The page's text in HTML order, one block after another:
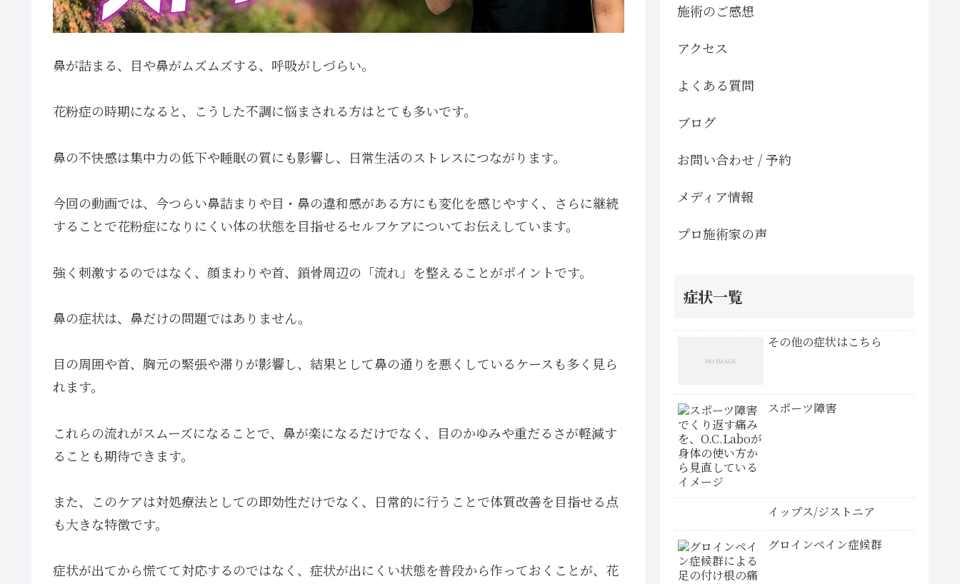
鼻が詰まる、目や鼻がムズムズする、呼吸がしづらい。
花粉症の時期になると、こうした不調に悩まされる方はとても多いです。
鼻の不快感は集中力の低下や睡眠の質にも影響し、日常生活のストレスにつながります。
今回の動画では、今つらい鼻詰まりや目・鼻の違和感がある方にも変化を感じやすく、さらに継続
することで花粉症になりにくい体の状態を目指せるセルフケアについてお伝えしています。
強く刺激するのではなく、顔まわりや首、鎖骨周辺の「流れ」を整えることがポイントです。
鼻の症状は、鼻だけの問題ではありません。
目の周囲や首、胸元の緊張や滞りが影響し、結果として鼻の通りを悪くしているケースも多く見ら
れます。
これらの流れがスムーズになることで、鼻が楽になるだけでなく、目のかゆみや重だるさが軽減す
ることも期待できます。
また、このケアは対処療法としての即効性だけでなく、日常的に行うことで体質改善を目指せる点
も大きな特徴です。
症状が出てから慌てて対応するのではなく、症状が出にくい状態を普段から作っておくことが、花
施術のご感想
アクセス
よくある質問
ブログ
お問い合わせ / 予約
メディア情報
プロ施術家の声
症状一覧
その他の症状はこちら
スポーツ障害
イップス/ジストニア
グロインペイン症候群